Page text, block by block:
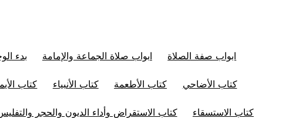
ابواب صفة الصلاة ابواب صلاة الجماعة والإمامة بدء
كتاب الأضاحي كتاب الأطعمة كتاب الأنبياء كتاب
كتاب الاستسقاء كتاب الاستقراض وأداء الديون والحجر